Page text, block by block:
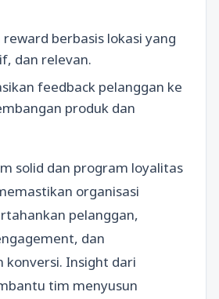
berbasis lokasi yang
dan relevan.
feedback pelanggan ke
produk dan
solid dan program loyalitas
organisasi
pelanggan,
dan
konversi. Insight dari
tim menyusun